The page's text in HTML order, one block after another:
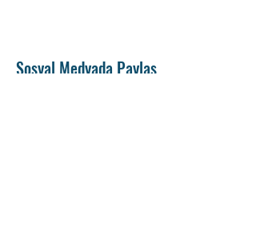
Sosyal Medyada Paylaş